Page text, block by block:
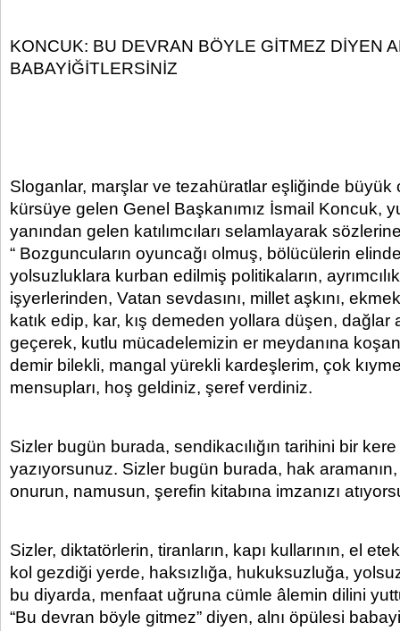
KONCUK: BU DEVRAN BÖYLE GİTMEZ DİYEN
BABAYİĞİTLERSİNİZ
Sloganlar, marşlar ve tezahüratlar eşliğinde büyük
kürsüye gelen Genel Başkanımız İsmail Koncuk,
yanından gelen katılımcıları selamlayarak
“ Bozguncuların oyuncağı olmuş, bölücülerin
yolsuzluklara kurban edilmiş politikaların,
işyerlerinden, Vatan sevdasını, millet aşkını,
katık edip, kar, kış demeden yollara düşen, dağlar
geçerek, kutlu mücadelemizin er meydanına
demir bilekli, mangal yürekli kardeşlerim, çok
mensupları, hoş geldiniz, şeref verdiniz.
Sizler bugün burada, sendikacılığın tarihini bir
yazıyorsunuz. Sizler bugün burada, hak
onurun, namusun, şerefin kitabına imzanızı
Sizler, diktatörlerin, tiranların, kapı kullarının, el
kol gezdiği yerde, haksızlığa, hukuksuzluğa,
bu diyarda, menfaat uğruna cümle âlemin dilini
“Bu devran böyle gitmez” diyen, alnı öpülesi